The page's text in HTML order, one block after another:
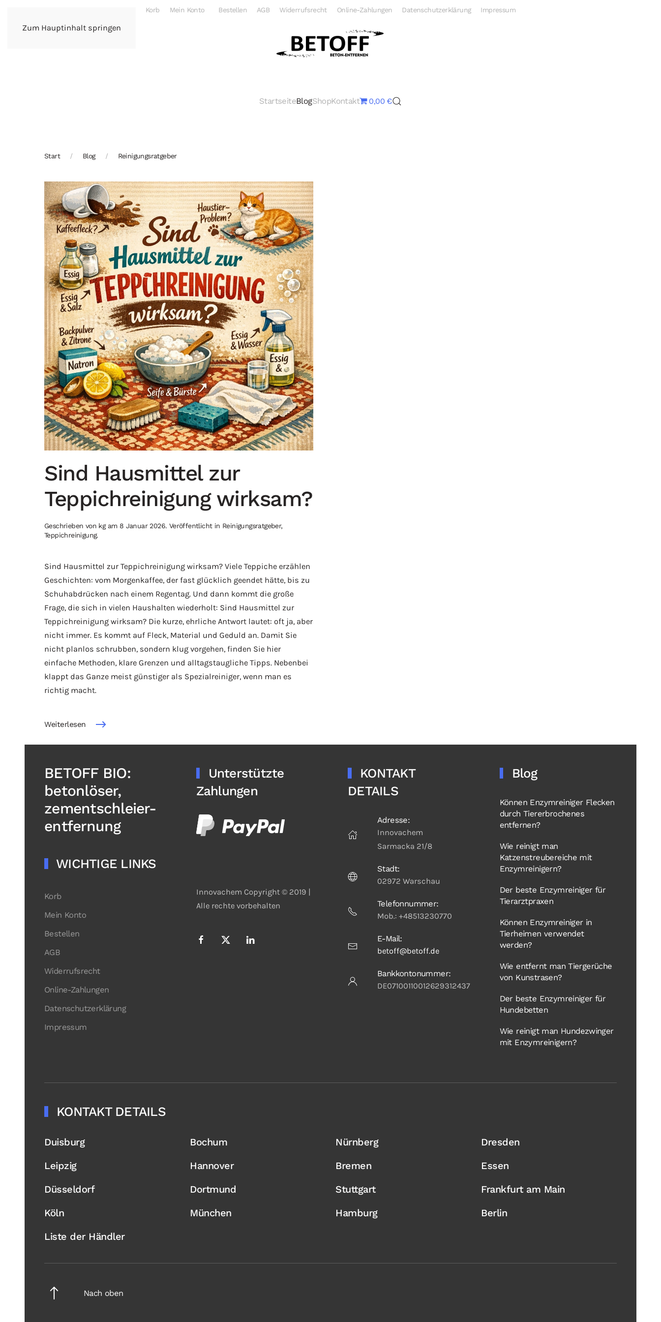
Zum Hauptinhalt springen
Korb Mein Konto Bestellen AGB Widerrufsrecht Online-Zahlungen Datenschutzerklärung Impressum
StartseiteBlogShopKontakt 0,00 €
Start Blog Reinigungsratgeber
Sind Hausmittel zur
Teppichreinigung wirksam?
Geschrieben von kgam 8 Januar 2026. Veröffentlicht in Reinigungsratgeber,
Teppichreinigung.
Sind Hausmittel zur Teppichreinigung wirksam? Viele Teppiche erzählen
Geschichten: vom Morgenkaffee, der fast glücklich geendet hätte, bis zu
Schuhabdrücken nach einem Regentag. Und dann kommt die große
Frage, die sich in vielen Haushalten wiederholt: Sind Hausmittel zur
Teppichreinigung wirksam? Die kurze, ehrliche Antwort lautet: oft ja, aber
nicht immer. Es kommt auf Fleck, Material und Geduld an. Damit Sie
nicht planlos schrubben, sondern klug vorgehen, finden Sie hier
einfache Methoden, klare Grenzen und alltagstaugliche Tipps. Nebenbei
klappt das Ganze meist günstiger als Spezialreiniger, wenn man es
richtig macht.
Weiterlesen
BETOFF BIO:
betonlöser,
zementschleier-
entfernung
WICHTIGE LINKS
Korb
Mein Konto
Bestellen
AGB
Widerrufsrecht
Online-Zahlungen
Datenschutzerklärung
Impressum
Unterstützte
Zahlungen
Innovachem Copyright © 2019 |
Alle rechte vorbehalten
KONTAKT
DETAILS
Adresse:
Innovachem
Sarmacka 21/8
Stadt:
02972 Warschau
Telefonnummer:
Mob.: +48513230770
E-Mail:
betoff@betoff.de
Bankkontonummer:
DE07100110012629312437
Blog
Können Enzymreiniger Flecken
durch Tiererbrochenes
entfernen?
Wie reinigt man
Katzenstreubereiche mit
Enzymreinigern?
Der beste Enzymreiniger für
Tierarztpraxen
Können Enzymreiniger in
Tierheimen verwendet
werden?
Wie entfernt man Tiergerüche
von Kunstrasen?
Der beste Enzymreiniger für
Hundebetten
Wie reinigt man Hundezwinger
mit Enzymreinigern?
KONTAKT DETAILS
Duisburg Bochum Nürnberg
Dresden
Leipzig
Hannover Bremen
Essen
Düsseldorf
Dortmund Stuttgart
Frankfurt am Main
Köln
München Hamburg
Berlin
Liste der Händler
Nach oben